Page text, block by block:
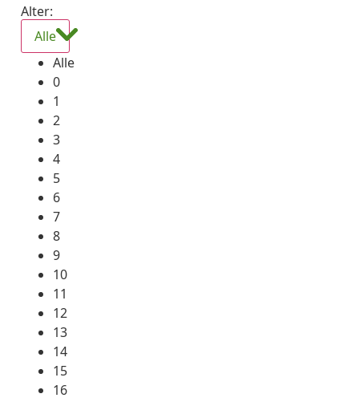
Alter:
Alle
Alle
0
1
2
3
4
5
6
7
8
9
10
11
12
13
14
15
16